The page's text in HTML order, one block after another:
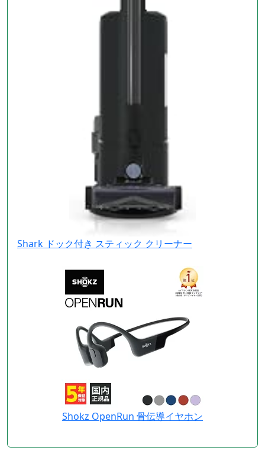
Shark ドック付き スティック クリーナー
Shokz OpenRun 骨伝導イヤホン